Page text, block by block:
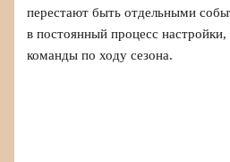
перестают быть отдельными
в постоянный процесс настройки,
команды по ходу сезона.